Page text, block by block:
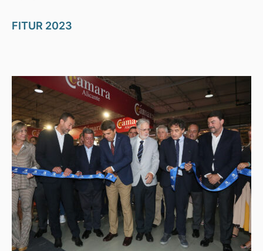
FITUR 2023